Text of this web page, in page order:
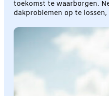
toekomst te waarborgen.
dakproblemen op te